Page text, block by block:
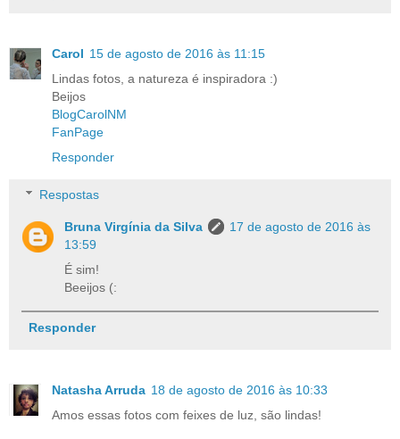
Carol 15 de agosto de 2016 às 11:15
Lindas fotos, a natureza é inspiradora :)
Beijos
BlogCarolNM
FanPage
Responder
Respostas
Bruna Virgínia da Silva
17 de agosto de 2016 às
13:59
É sim!
Beeijos (:
Responder
Natasha Arruda 18 de agosto de 2016 às 10:33
Amos essas fotos com feixes de luz, são lindas!